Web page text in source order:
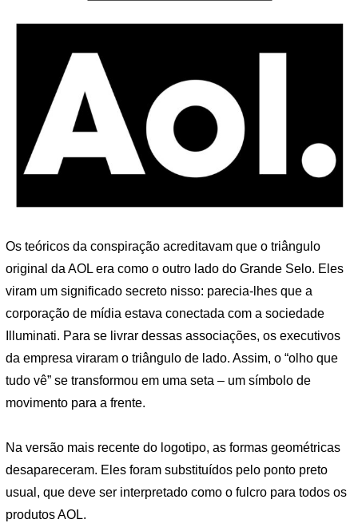
Os teóricos da conspiração acreditavam que o triângulo
original da AOL era como o outro lado do Grande Selo. Eles
viram um significado secreto nisso: parecia-lhes que a
corporação de mídia estava conectada com a sociedade
Illuminati. Para se livrar dessas associações, os executivos
da empresa viraram o triângulo de lado. Assim, o “olho que
tudo vê” se transformou em uma seta – um símbolo de
movimento para a frente.
Na versão mais recente do logotipo, as formas geométricas
desapareceram. Eles foram substituídos pelo ponto preto
usual, que deve ser interpretado como o fulcro para todos os
produtos AOL.